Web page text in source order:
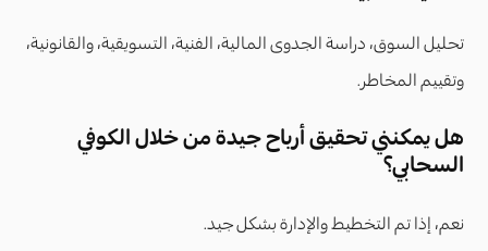
تحليل السوق، دراسة الجدوى المالية، الفنية، التسويقية، والقانونية،
وتقييم المخاطر.
هل يمكنني تحقيق أرباح جيدة من خلال الكوفي
السحابي؟
نعم، إذا تم التخطيط والإدارة بشكل جيد.